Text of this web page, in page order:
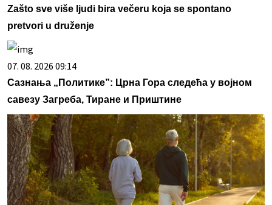
Zašto sve više ljudi bira večeru koja se spontano
pretvori u druženje
07. 08. 2026 09:14
Сазнања „Политике”: Црна Гора следећа у војном
савезу Загреба, Тиране и Приштине